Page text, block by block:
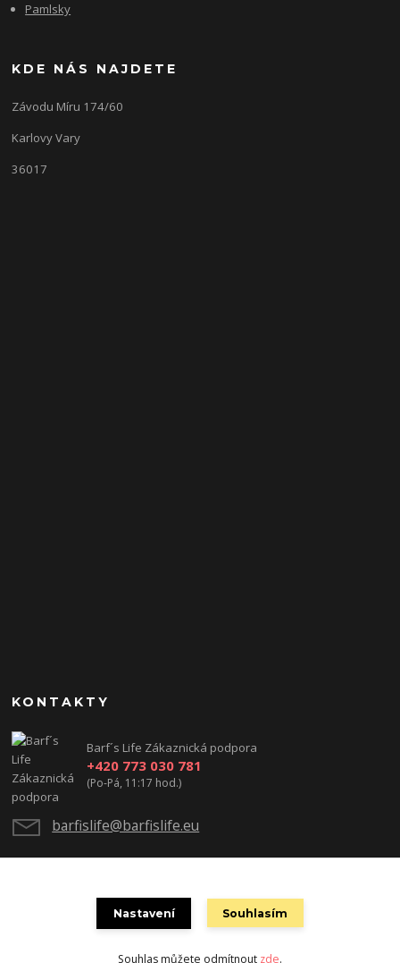
Pamlsky
KDE NÁS NAJDETE
Závodu Míru 174/60
Karlovy Vary
36017
KONTAKTY
Barf´s Life Zákaznická podpora
+420 773 030 781
(Po-Pá, 11:17 hod.)
barfislife@barfislife.eu
Nastavení Souhlasím
Souhlas můžete odmítnout zde.